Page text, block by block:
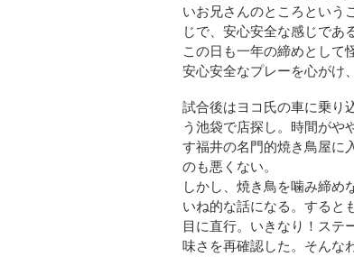
いお兄さんのところという
じで、安心安全な感じであ
この日も一年の締めとして
安心安全なプレーを心がけ
試合後はヨコ氏の車に乗り
う池袋で店探し。時間がや
す福井の名門的焼き鳥屋に
のも悪くない。
しかし、焼き鳥を噛み締め
いね的な話になる。すると
目に直行。いきなり！ステ
味さを再確認した。そんな